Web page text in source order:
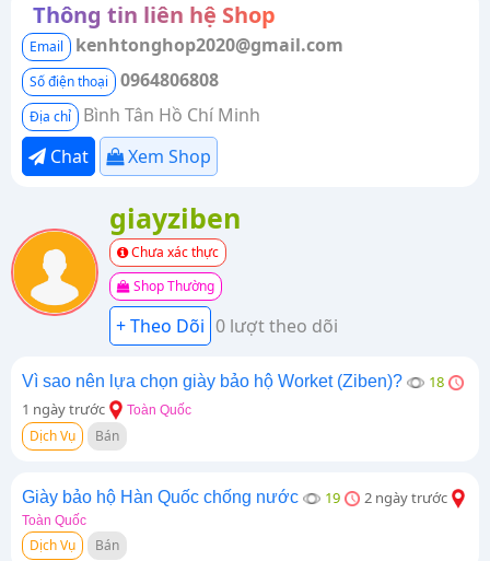
Thông tin liên hệ Shop
Email kenhtonghop2020@gmail.com
Số điện thoại 0964806808
Địa chỉ
Bình Tân Hồ Chí Minh
Chat
Xem Shop
giayziben
Chưa xác thực
Shop Thường
0 lượt theo dõi
Vì sao nên lựa chọn giày bảo hộ Worket (Ziben)?
18
1 ngày trước
Toàn Quốc
Dịch Vụ Bán
Giày bảo hộ Hàn Quốc chống nước 19 2 ngày trước
Toàn Quốc
Dịch Vụ Bán